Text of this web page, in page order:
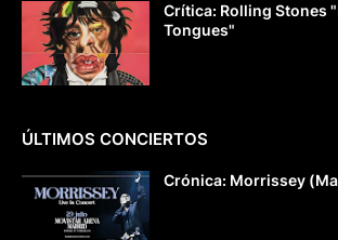
Crítica: Rolling Stones
Tongues"
ÚLTIMOS CONCIERTOS
Crónica: Morrissey